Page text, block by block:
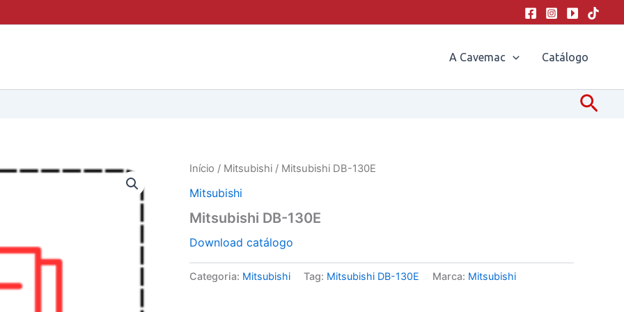
A Cavemac Catálogo
Início / Mitsubishi / Mitsubishi DB-130E
Mitsubishi
Mitsubishi DB-130E
Download catálogo
Categoria: Mitsubishi Tag: Mitsubishi DB-130E Marca: Mitsubishi